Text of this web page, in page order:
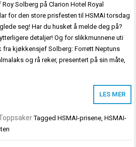
Solberg på Clarion Hotel Royal
for den store prisfesten til HSMAI torsdag
seg! Har du husket å melde deg på?
detaljer! Og for slikkmunnene uti
fra kjøkkensjef Solberg: Forrett Neptuns
og rå reker, presentert på sin måte,
LES MER
TaggedHSMAI-prisene,HSMAI-